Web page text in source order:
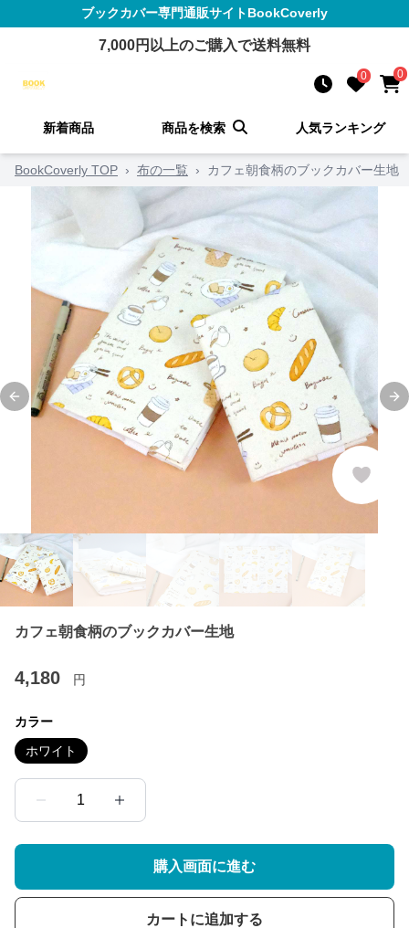
ブックカバー専門通販サイトBookCoverly
7,000円以上のご購入で送料無料
0 0
新着商品 商品を検索 人気ランキング
BookCoverly TOP › 布の一覧 › カフェ朝食柄のブックカバー生地
Previous slide
カフェ朝食柄のブックカバー生地
4,180 円
カラー
ホワイト
1
購入画面に進む
カートに追加する